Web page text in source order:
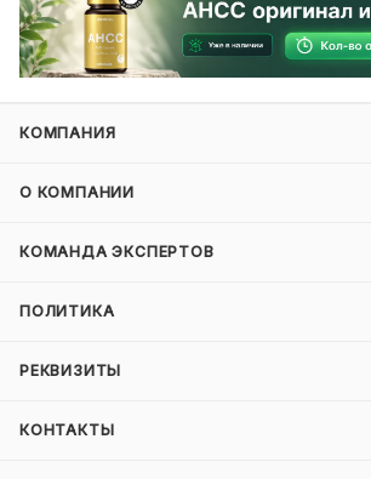
КОМПАНИЯ
О КОМПАНИИ
КОМАНДА ЭКСПЕРТОВ
ПОЛИТИКА
РЕКВИЗИТЫ
КОНТАКТЫ